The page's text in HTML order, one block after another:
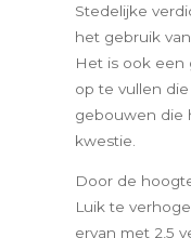
Stedelijke
het gebruik
Het is ook een
op te vullen
gebouwen die
kwestie.
Door de
Luik te
ervan met 2,5